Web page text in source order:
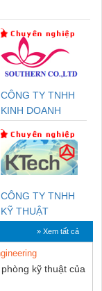
CÔNG TY TNHH
KINH DOANH
PHƯƠNG NAM
CÔNG TY TNHH
KỸ THUẬT
KTECH VIỆT
NAM
» Xem tất cả
kỹ thuật của